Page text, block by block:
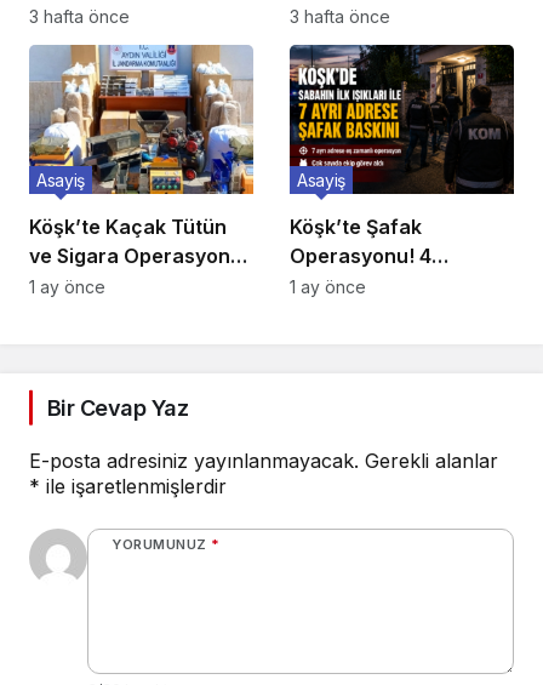
Ehliyetine El Konuldu
3 hafta önce
Propagandacısı 5
Suriyeli Yakalandı
3 hafta önce
Köşk’te Kaçak Tütün
ve Sigara Operasyonu:
Binlerce Makaron ile
Asayiş
1 ay önce
Köşk’te Şafak
Operasyonu! 4
Mahallede 7 Adrese Eş
Asayiş
1 ay önce
Bir Cevap Yaz
E-posta adresiniz yayınlanmayacak. Gerekli alanlar
* ile işaretlenmişlerdir
YORUMUNUZ *